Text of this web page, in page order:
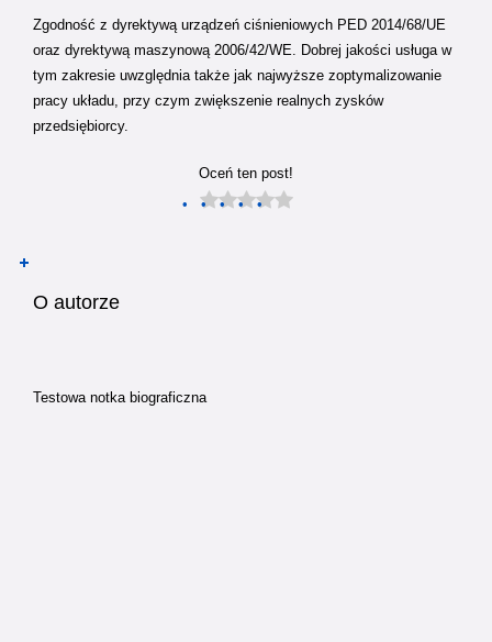
Zgodność z dyrektywą urządzeń ciśnieniowych PED 2014/68/UE
oraz dyrektywą maszynową 2006/42/WE. Dobrej jakości usługa w
tym zakresie uwzględnia także jak najwyższe zoptymalizowanie
pracy układu, przy czym zwiększenie realnych zysków
przedsiębiorcy.
Oceń ten post!
O autorze
Testowa notka biograficzna